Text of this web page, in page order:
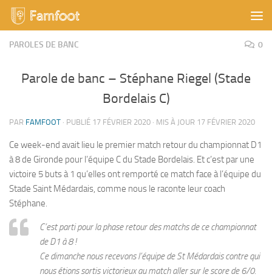
Skip to content
PAROLES DE BANC 0
Parole de banc – Stéphane Riegel (Stade
Bordelais C)
PAR FAMFOOT · PUBLIÉ 17 FÉVRIER 2020 · MIS À JOUR 17 FÉVRIER 2020
Ce week-end avait lieu le premier match retour du championnat D1
à 8 de Gironde pour l’équipe C du Stade Bordelais. Et c’est par une
victoire 5 buts à 1 qu’elles ont remporté ce match face à l’équipe du
Stade Saint Médardais, comme nous le raconte leur coach
Stéphane.
C’est parti pour la phase retour des matchs de ce championnat
de D1 à 8 !
Ce dimanche nous recevons l’équipe de St Médardais contre qui
nous étions sortis victorieux au match aller sur le score de 6/0.